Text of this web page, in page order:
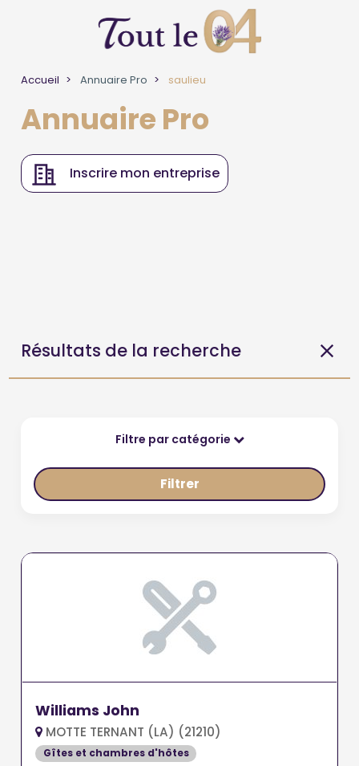
Accueil Annuaire Pro saulieu
Annuaire Pro
Inscrire mon entreprise
Résultats de la recherche
Filtre par catégorie
Filtrer
Williams John
MOTTE TERNANT (LA) (21210)
Gîtes et chambres d'hôtes